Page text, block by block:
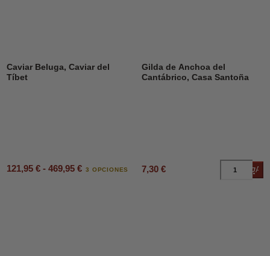
Caviar Beluga, Caviar del
Tíbet
121,95 € - 469,95 € 3 OPCIONES
Gilda de Anchoa del
Cantábrico, Casa Santoña
7,30 €